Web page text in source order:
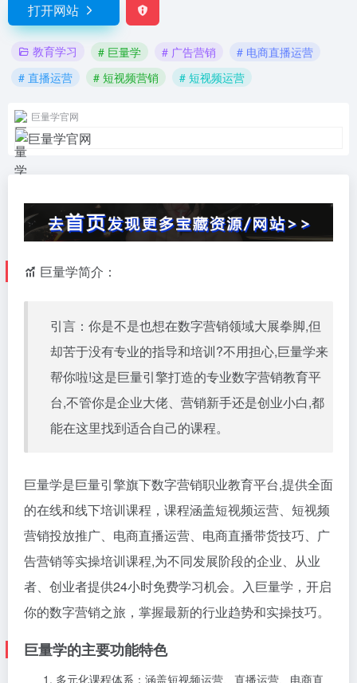
打开网站
教育学习 # 巨量学 # 广告营销
# 电商直播运营
# 直播运营
# 短视频营销 # 短视频运营
巨量学官网
巨量学简介：
引言：你是不是也想在数字营销领域大展拳脚,但
却苦于没有专业的指导和培训?不用担心,巨量学来
帮你啦!这是巨量引擎打造的专业数字营销教育平
台,不管你是企业大佬、营销新手还是创业小白,都
能在这里找到适合自己的课程。
巨量学是巨量引擎旗下数字营销职业教育平台,提供全面
的在线和线下培训课程，课程涵盖短视频运营、短视频
营销投放推广、电商直播运营、电商直播带货技巧、广
告营销等实操培训课程,为不同发展阶段的企业、从业
者、创业者提供24小时免费学习机会。入巨量学，开启
你的数字营销之旅，掌握最新的行业趋势和实操技巧。
巨量学的主要功能特色
多元化课程体系：涵盖短视频运营、直播运营、电商直